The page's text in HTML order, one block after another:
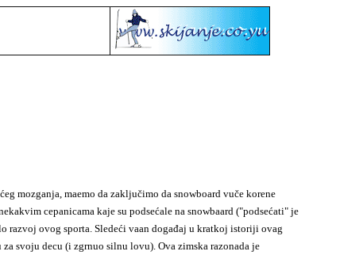
mozganja, maemo da zaključimo da snowboard vuče korene
cepanicama kaje su podsećale na snowbaard ("podsećati" je
razvoj ovog sporta. Sledeći vaan događaj u kratkoj istoriji ovag
svoju decu (i zgrnuo silnu lovu). Ova zimska razonada je